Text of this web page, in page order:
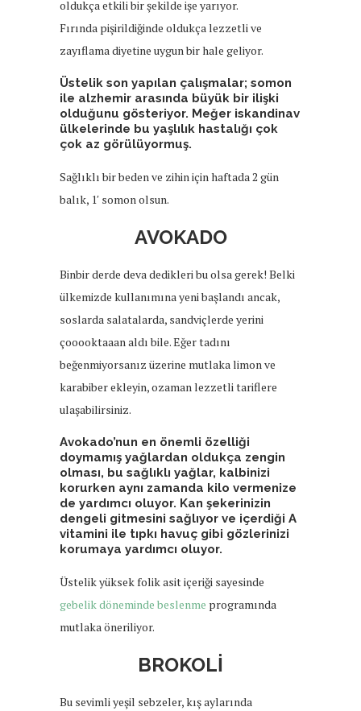
oldukça etkili bir şekilde işe yarıyor.
Fırında pişirildiğinde oldukça lezzetli ve
zayıflama diyetine uygun bir hale geliyor.
Üstelik son yapılan çalışmalar; somon
ile alzhemir arasında büyük bir ilişki
olduğunu gösteriyor. Meğer iskandinav
ülkelerinde bu yaşlılık hastalığı çok
çok az görülüyormuş.
Sağlıklı bir beden ve zihin için haftada 2 gün
balık, 1′ somon olsun.
AVOKADO
Binbir derde deva dedikleri bu olsa gerek! Belki
ülkemizde kullanımına yeni başlandı ancak,
soslarda salatalarda, sandviçlerde yerini
çooooktaaan aldı bile. Eğer tadını
beğenmiyorsanız üzerine mutlaka limon ve
karabiber ekleyin, ozaman lezzetli tariflere
ulaşabilirsiniz.
Avokado’nun en önemli özelliği
doymamış yağlardan oldukça zengin
olması, bu sağlıklı yağlar, kalbinizi
korurken aynı zamanda kilo vermenize
de yardımcı oluyor. Kan şekerinizin
dengeli gitmesini sağlıyor ve içerdiği A
vitamini ile tıpkı havuç gibi gözlerinizi
korumaya yardımcı oluyor.
Üstelik yüksek folik asit içeriği sayesinde
gebelik döneminde beslenme programında
mutlaka öneriliyor.
BROKOLİ
Bu sevimli yeşil sebzeler, kış aylarında